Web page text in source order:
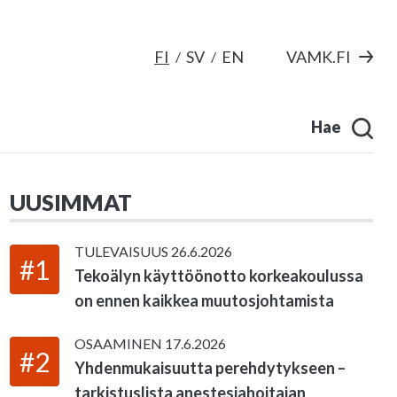
FI SV EN VAMK.FI
Hae
UUSIMMAT
#1
TULEVAISUUS 26.6.2026
Tekoälyn käyttöönotto korkeakoulussa
on ennen kaikkea muutosjohtamista
#2
OSAAMINEN 17.6.2026
Yhdenmukaisuutta perehdytykseen –
tarkistuslista anestesiahoitajan